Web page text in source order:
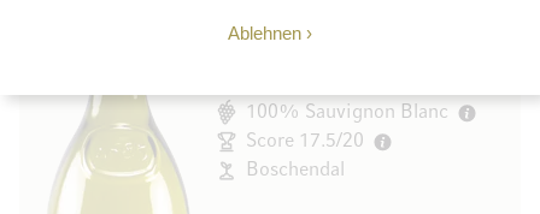
Ablehnen
Cape Coast WO
100% Sauvignon Blanc
Score 17.5/20
Boschendal